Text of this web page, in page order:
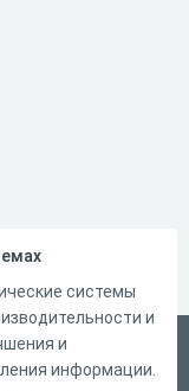
системы
и
и
информации.